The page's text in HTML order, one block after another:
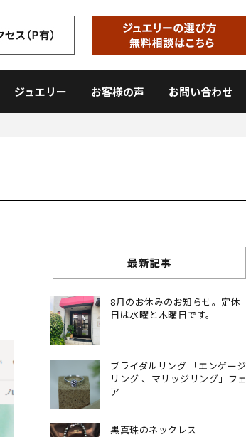
ジュエリー お客様の声 お問い合わせ
最新記事
8月のお休みのお知らせ。定休
日は水曜と木曜日です。
ブライダルリング 「エンゲージ
リング 、マリッジリング」フェ
ア
黒真珠のネックレス